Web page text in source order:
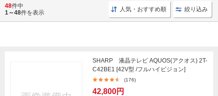
液晶テレビ YouTube 4K 液晶テレビ YouTube 4K
48件中
1～48件を表示 人気・おすすめ順 絞り込み
SHARP 液晶テレビ AQUOS(アクオス) 2T-
C42BE1 [42V型 /フルハイビジョン]
(176)
42,800円